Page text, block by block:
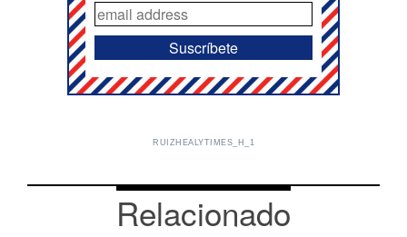
RUIZHEALYTIMES_H_1
Relacionado